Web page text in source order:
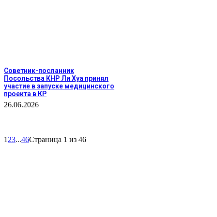
Советник-посланник
Посольства КНР Ли Хуа принял
участие в запуске медицинского
проекта в КР
26.06.2026
1 23...46Страница 1 из 46